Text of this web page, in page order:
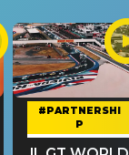
#PARTNERSHI
P